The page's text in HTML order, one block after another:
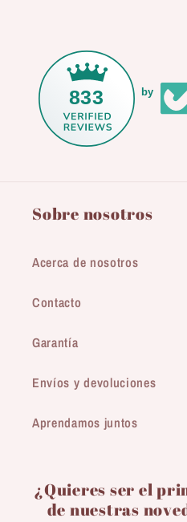
833 by
Sobre nosotros
Acerca de nosotros
Contacto
Garantía
Envíos y devoluciones
Aprendamos juntos
¿Quieres ser el
de nuestras